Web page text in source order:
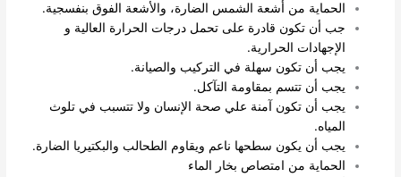
الحماية من أشعة الشمس الضارة، والأشعة الفوق بنفسجية.
جب أن تكون قادرة على تحمل درجات الحرارة العالية و
الإجهادات الحرارية.
يجب أن تكون سهلة في التركيب والصيانة.
يجب أن تتسم بمقاومة التآكل.
يجب أن تكون آمنة علي صحة الإنسان ولا تتسبب في تلوث
المياه.
يجب أن يكون سطحها ناعم ويقاوم الطحالب والبكتيريا الضارة.
الحماية من امتصاص بخار الماء